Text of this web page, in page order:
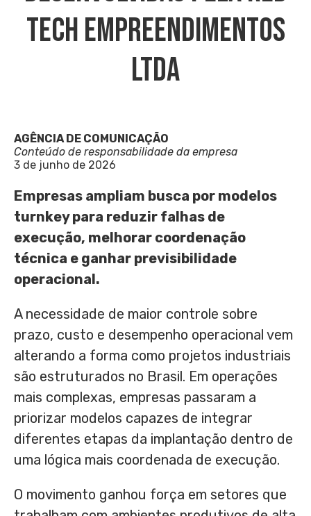
Tech Empreendimentos
Ltda
AGÊNCIA DE COMUNICAÇÃO
Conteúdo de responsabilidade da empresa
3 de junho de 2026
Empresas ampliam busca por modelos
turnkey para reduzir falhas de
execução, melhorar coordenação
técnica e ganhar previsibilidade
operacional.
A necessidade de maior controle sobre
prazo, custo e desempenho operacional vem
alterando a forma como projetos industriais
são estruturados no Brasil. Em operações
mais complexas, empresas passaram a
priorizar modelos capazes de integrar
diferentes etapas da implantação dentro de
uma lógica mais coordenada de execução.
O movimento ganhou força em setores que